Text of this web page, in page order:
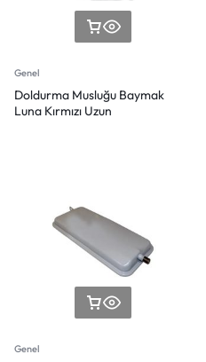
Genel
Doldurma Musluğu Baymak
Luna Kırmızı Uzun
Genel